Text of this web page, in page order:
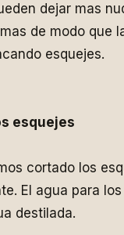
dejar mas
de modo que
esquejes.
esquejes
cortado los
El agua para
destilada.